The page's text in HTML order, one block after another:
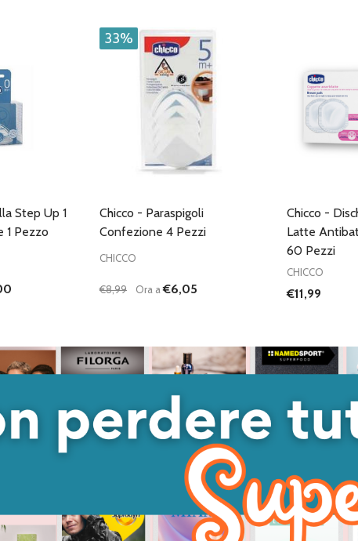
Step Up 1
1 Pezzo
33%
Chicco - Paraspigoli
Confezione 4 Pezzi
CHICCO
€8,99 Ora a€6,05
Chicco -
Latte
60 Pezzi
CHICCO
€11,99